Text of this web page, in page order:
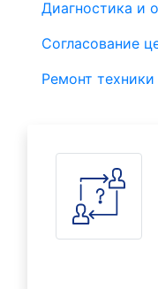
Диагностика и
Согласование
Ремонт техники